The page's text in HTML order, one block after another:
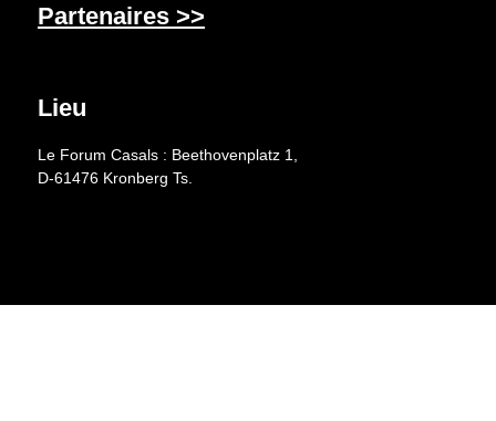
Partenaires >>
Lieu
Le Forum Casals : Beethovenplatz 1,
D-61476 Kronberg Ts.